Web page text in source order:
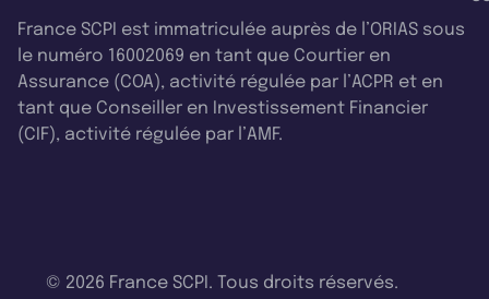
France SCPI est immatriculée auprès de l’ORIAS sous
le numéro 16002069 en tant que Courtier en
Assurance (COA), activité régulée par l’ACPR et en
tant que Conseiller en Investissement Financier
(CIF), activité régulée par l’AMF.
© 2026 France SCPI. Tous droits réservés.